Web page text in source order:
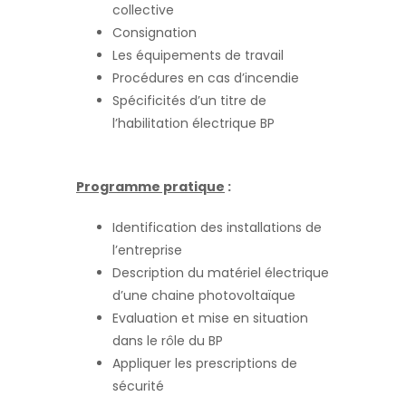
collective
Consignation
Les équipements de travail
Procédures en cas d’incendie
Spécificités d’un titre de
l’habilitation électrique BP
Programme pratique :
Identification des installations de
l’entreprise
Description du matériel électrique
d’une chaine photovoltaïque
Evaluation et mise en situation
dans le rôle du BP
Appliquer les prescriptions de
sécurité